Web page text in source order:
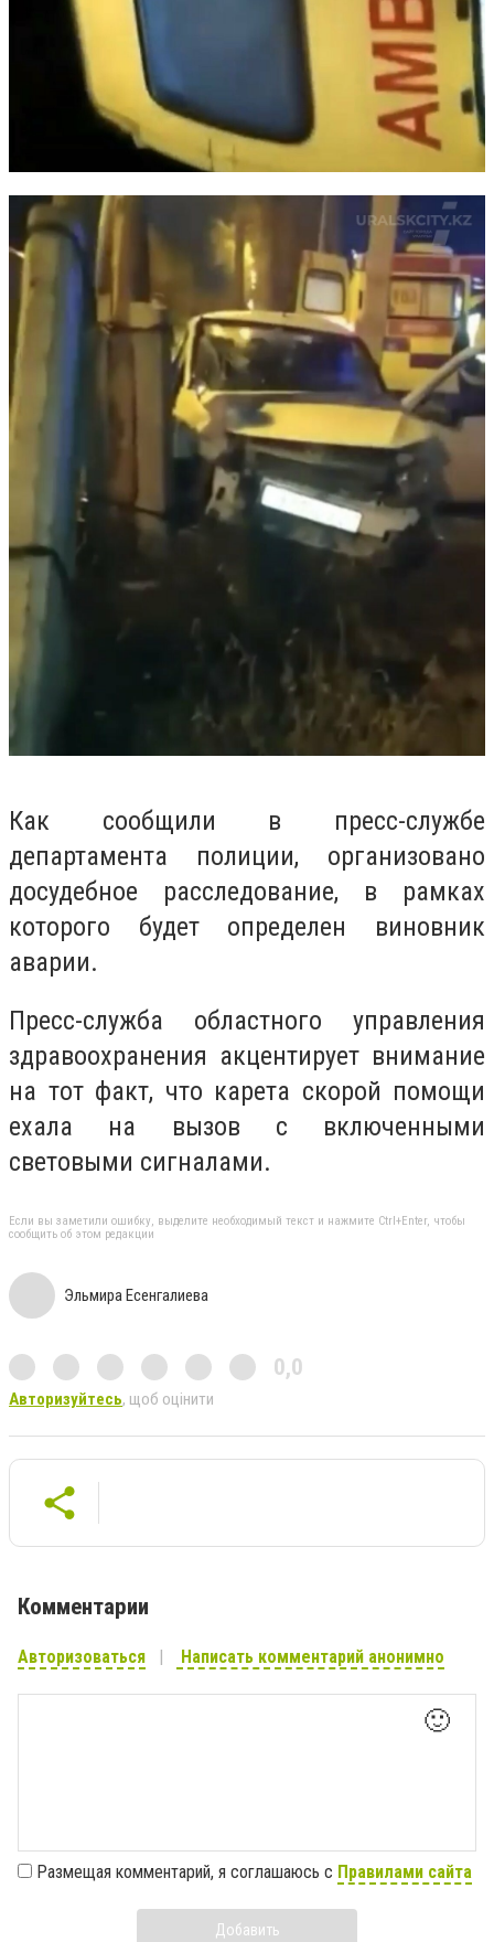
Как сообщили в пресс-службе
департамента полиции, организовано
досудебное расследование, в рамках
которого будет определен виновник
аварии.
Пресс-служба областного управления
здравоохранения акцентирует внимание
на тот факт, что карета скорой помощи
ехала на вызов с включенными
световыми сигналами.
Если вы заметили ошибку, выделите необходимый текст и нажмите Ctrl+Enter, чтобы
сообщить об этом редакции
Эльмира Есенгалиева
0,0
Авторизуйтесь, щоб оцінити
Комментарии
Авторизоваться Написать комментарий анонимно
🙂
Размещая комментарий, я соглашаюсь с Правилами сайта
Добавить